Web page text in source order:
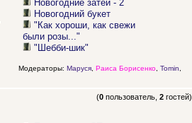
Новогодние затеи - 2
Новогодний букет
"Как хороши, как свежи
были розы..."
"Шебби-шик"
Модераторы: Маруся, Раиса Борисенко, Tomin
(0 пользователь,2 гостей)